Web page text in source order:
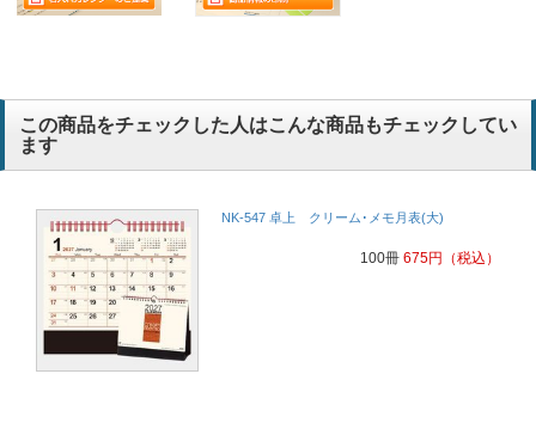
この商品をチェックした人はこんな商品もチェックしてい
ます
NK-547 卓上 クリーム･メモ月表(大)
100冊 675円 （税込）